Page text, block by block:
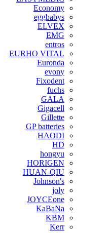
Economy
eggbabys
ELVEX
EMG
entros
EURHO VITAL
Euronda
evony
Fixodent
fuchs
GALA
Gigacell
Gillette
GP batteries
HAODI
HD
hongyu
HORIGEN
HUAN-QIU
Johnson's
joly
JOYCEone
KaBaNa
KBM
Kerr